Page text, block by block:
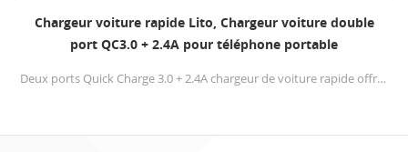
Chargeur mural USB à un port Adaptateur de chargeur
Qualcomm Quick Charge 3.0 US
100V - 240V, LITO Chargeur mural USB chargera rapidement et efficacement, détectera automatiquement vos appareils pour fournir une vitesse de charge optimale, et offrira une vitesse de charge rapide à votre téléphone cellulaire pour gagner plus de temps.